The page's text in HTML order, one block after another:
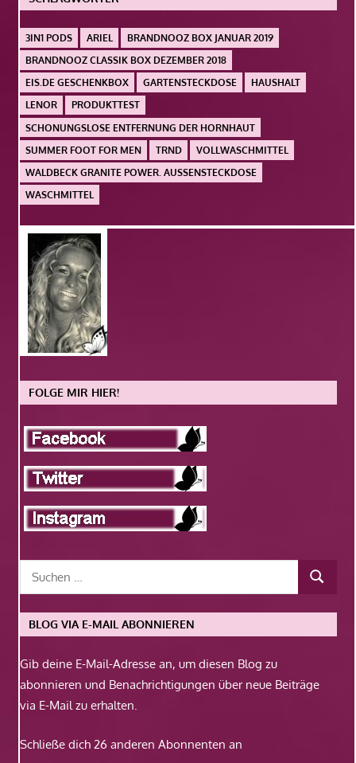
3IN1 PODS ARIEL
BRANDNOOZ BOX JANUAR 2019
BRANDNOOZ CLASSIK BOX DEZEMBER 2018
EIS.DE GESCHENKBOX
GARTENSTECKDOSE
HAUSHALT
LENOR
PRODUKTTEST
SCHONUNGSLOSE ENTFERNUNG DER HORNHAUT
SUMMER FOOT FOR MEN
TRND
VOLLWASCHMITTEL
WALDBECK GRANITE POWER. AUSSENSTECKDOSE
WASCHMITTEL
FOLGE MIR HIER!
BLOG VIA E-MAIL ABONNIEREN
Gib deine E-Mail-Adresse an, um diesen Blog zu
abonnieren und Benachrichtigungen über neue Beiträge
via E-Mail zu erhalten.
Schließe dich 26 anderen Abonnenten an